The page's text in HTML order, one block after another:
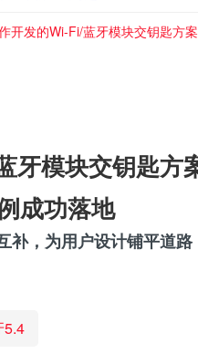
开发的Wi-Fi/蓝牙模块交钥匙方
牙模块交钥匙方
成功落地
补，为用户设计铺平道
5.4